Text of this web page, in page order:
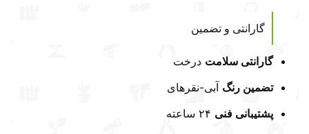
گارانتی و تضمین
گارانتی سلامت درخت
تضمین رنگ آبی-نقرهای
پشتیبانی فنی